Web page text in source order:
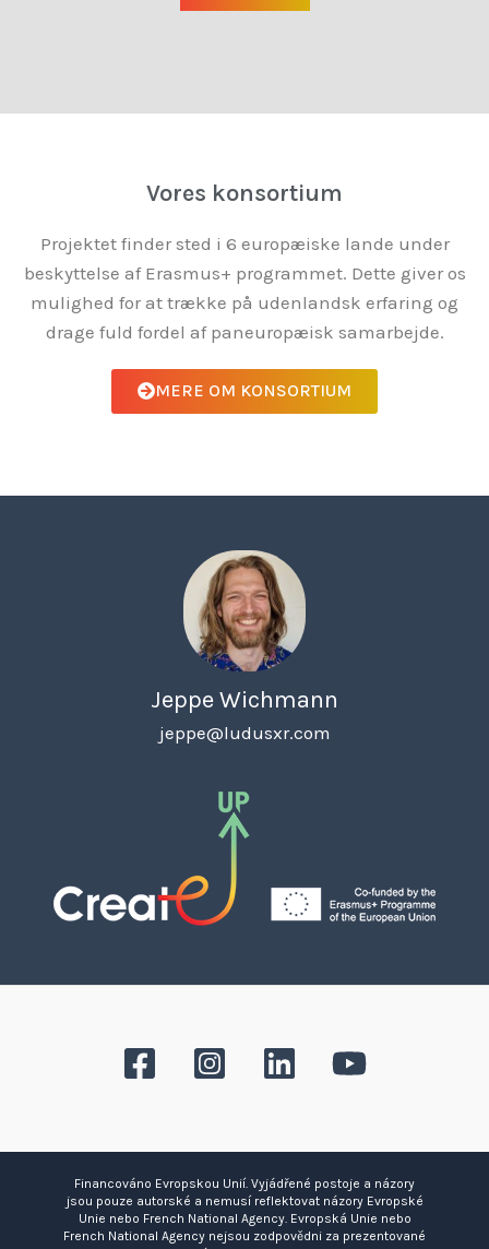
Vores konsortium
Projektet finder sted i 6 europæiske lande under
beskyttelse af Erasmus+ programmet. Dette giver os
mulighed for at trække på udenlandsk erfaring og
drage fuld fordel af paneuropæisk samarbejde.
MERE OM KONSORTIUM
Jeppe Wichmann
jeppe@ludusxr.com
Financováno Evropskou Unií. Vyjádřené postoje a názory
jsou pouze autorské a nemusí reflektovat názory Evropské
Unie nebo French National Agency. Evropská Unie nebo
French National Agency nejsou zodpovědni za prezentované